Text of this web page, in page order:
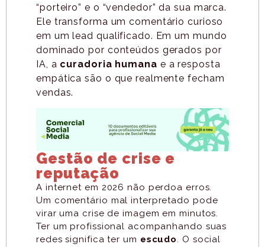
“porteiro” e o “vendedor” da sua marca.
Ele transforma um comentário curioso
em um lead qualificado. Em um mundo
dominado por conteúdos gerados por
IA, a curadoria humana e a resposta
empática são o que realmente fecham
vendas.
Gestão de crise e
reputação
A internet em 2026 não perdoa erros.
Um comentário mal interpretado pode
virar uma crise de imagem em minutos.
Ter um profissional acompanhando suas
redes significa ter um escudo
. O social